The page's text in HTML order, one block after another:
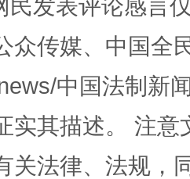
词
民发表评论感言
众传媒、中国全
中国法制新
实其描述。 注
关法律、法规，